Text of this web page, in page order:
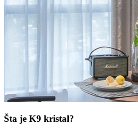
Šta je K9 kristal?